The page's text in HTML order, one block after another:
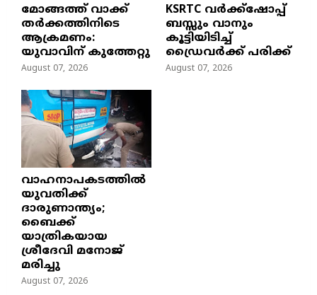
മോങ്ങത്ത് വാക്ക്
തർക്കത്തിനിടെ
ആക്രമണം:
യുവാവിന് കുത്തേറ്റു
August 07, 2026
KSRTC വർക്ക്ഷോപ്പ്
ബസ്സും വാനും
കൂട്ടിയിടിച്ച്
ഡ്രൈവർക്ക് പരിക്ക്
August 07, 2026
വാഹനാപകടത്തിൽ
യുവതിക്ക്
ദാരുണാന്ത്യം;
ബൈക്ക്
യാത്രികയായ
ശ്രീദേവി മനോജ്
മരിച്ചു
August 07, 2026